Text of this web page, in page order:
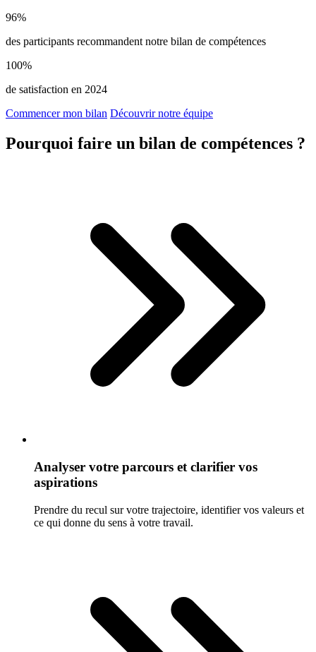
96%
des participants recommandent notre bilan de compétences
100%
de satisfaction en 2024
Commencer mon bilan Découvrir notre équipe
Pourquoi faire un bilan de compétences ?
Analyser votre parcours et clarifier vos
aspirations
Prendre du recul sur votre trajectoire, identifier vos valeurs et
ce qui donne du sens à votre travail.